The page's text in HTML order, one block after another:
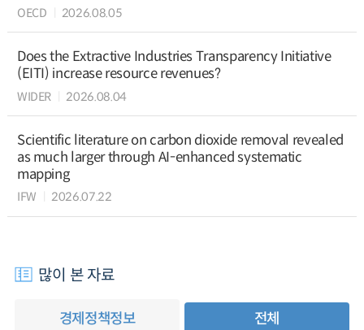
OECD 2026.08.05
Does the Extractive Industries Transparency Initiative
(EITI) increase resource revenues?
WIDER 2026.08.04
Scientific literature on carbon dioxide removal revealed
as much larger through AI-enhanced systematic
mapping
IFW 2026.07.22
많이 본 자료
경제정책정보 전체